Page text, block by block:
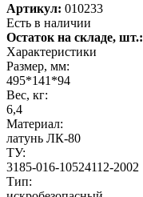
Артикул: 010233
Есть в наличии
Остаток на складе, шт.:
Характеристики
Размер, мм:
495*141*94
Вес, кг:
6,4
Материал:
латунь ЛК-80
ТУ:
3185-016-10524112-2002
Тип: